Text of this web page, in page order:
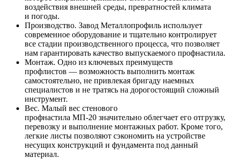
воздействия внешней среды, превратностей климата
и погоды.
Производство. Завод Металлопрофиль использует
современное оборудование и тщательно контролирует
все стадии производственного процесса, что позволяет
нам гарантировать качество выпускаемого профнастила.
Монтаж. Одно из ключевых преимуществ
профлистов — возможность выполнить монтаж
самостоятельно, не привлекая бригаду наемных
специалистов и не тратясь на дорогостоящий сложный
инструмент.
Вес. Малый вес стенового
профнастила МП-20 значительно облегчает его отгрузку,
перевозку и выполнение монтажных работ. Кроме того,
легкие листы позволяют сэкономить на устройстве
несущих конструкций и фундамента под данный
материал.